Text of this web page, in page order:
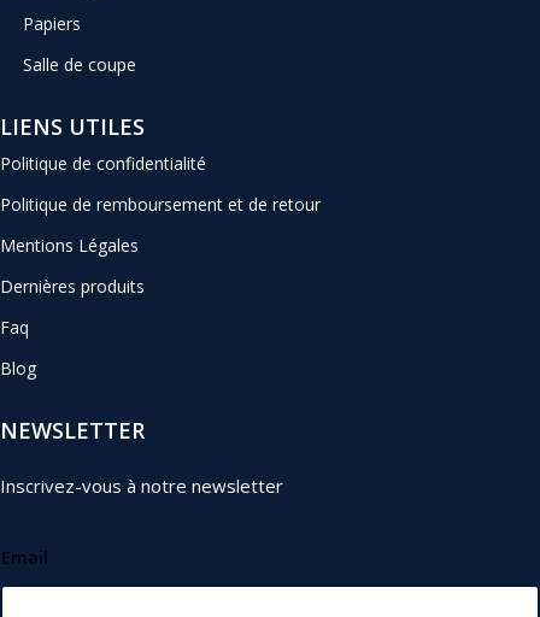
Papiers
Salle de coupe
LIENS UTILES
Politique de confidentialité
Politique de remboursement et de retour
Mentions Légales
Dernières produits
Faq
Blog
NEWSLETTER
Inscrivez-vous à notre newsletter
Email